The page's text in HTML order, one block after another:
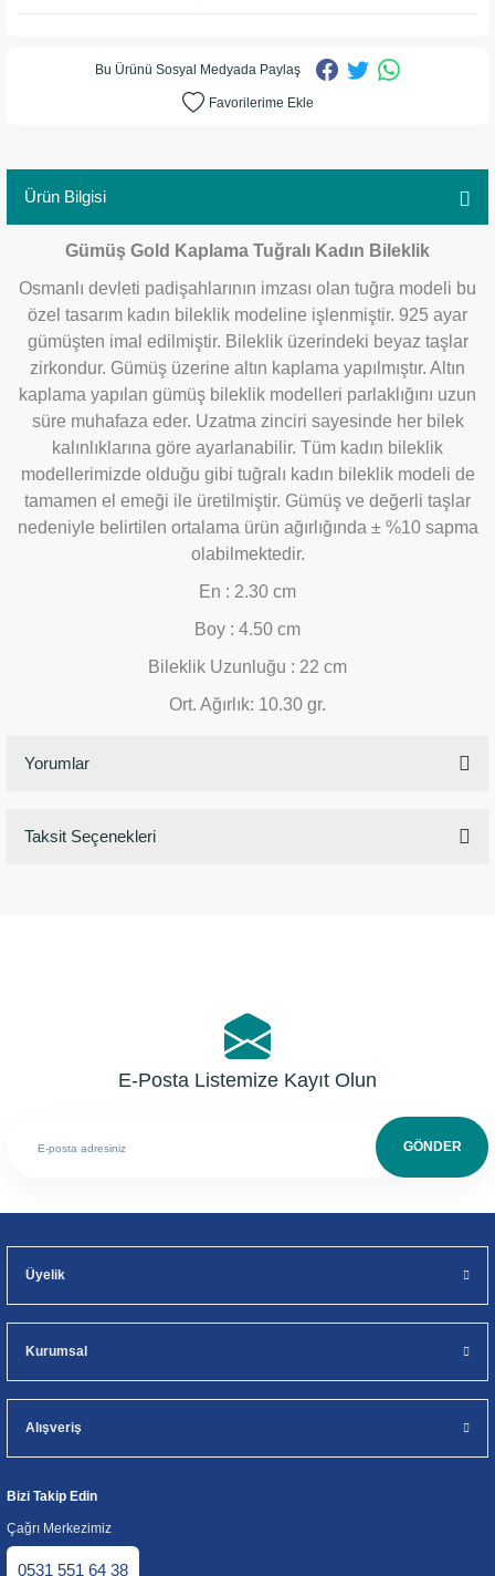
Bu Ürünü Sosyal Medyada Paylaş
Ürün Bilgisi
Gümüş Gold Kaplama Tuğralı Kadın Bileklik
Osmanlı devleti padişahlarının imzası olan tuğra modeli bu
özel tasarım kadın bileklik modeline işlenmiştir. 925 ayar
gümüşten imal edilmiştir. Bileklik üzerindeki beyaz taşlar
zirkondur. Gümüş üzerine altın kaplama yapılmıştır. Altın
kaplama yapılan gümüş bileklik modelleri parlaklığını uzun
süre muhafaza eder. Uzatma zinciri sayesinde her bilek
kalınlıklarına göre ayarlanabilir. Tüm kadın bileklik
modellerimizde olduğu gibi tuğralı kadın bileklik modeli de
tamamen el emeği ile üretilmiştir. Gümüş ve değerli taşlar
nedeniyle belirtilen ortalama ürün ağırlığında ± %10 sapma
olabilmektedir.
En : 2.30 cm
Boy : 4.50 cm
Bileklik Uzunluğu : 22 cm
Ort. Ağırlık: 10.30 gr.
Yorumlar
Taksit Seçenekleri
E-Posta Listemize Kayıt Olun
GÖNDER
Üyelik
Kurumsal
Alışveriş
Bizi Takip Edin
Çağrı Merkezimiz
0531 551 64 38